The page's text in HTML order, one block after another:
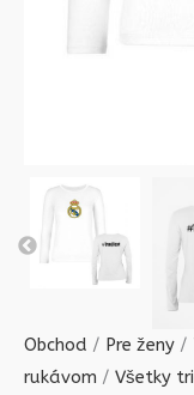
Obchod / Pre ženy /
rukávom / Všetky